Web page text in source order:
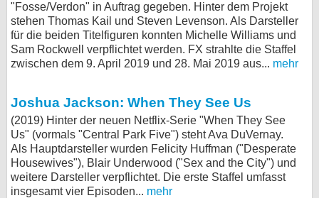
"Fosse/Verdon" in Auftrag gegeben. Hinter dem Projekt
stehen Thomas Kail und Steven Levenson. Als Darsteller
für die beiden Titelfiguren konnten Michelle Williams und
Sam Rockwell verpflichtet werden. FX strahlte die Staffel
zwischen dem 9. April 2019 und 28. Mai 2019 aus... mehr
Joshua Jackson: When They See Us
(2019) Hinter der neuen Netflix-Serie "When They See
Us" (vormals "Central Park Five") steht Ava DuVernay.
Als Hauptdarsteller wurden Felicity Huffman ("Desperate
Housewives"), Blair Underwood ("Sex and the City") und
weitere Darsteller verpflichtet. Die erste Staffel umfasst
insgesamt vier Episoden... mehr
Forum
bei X
bei Facebook
Kontakt
Nutzungsbedingungen
Datenschutz